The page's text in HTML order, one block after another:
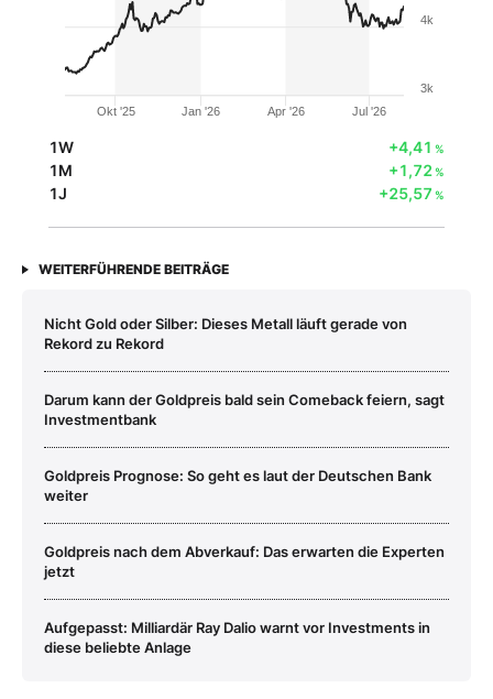
Okt '25 Jan '26 Apr '26 Jul '26
3k
4k
1W +4,41 %
1M +1,72%
1J +25,57 %
WEITERFÜHRENDE BEITRÄGE
Nicht Gold oder Silber: Dieses Metall läuft gerade von
Rekord zu Rekord
Darum kann der Goldpreis bald sein Comeback feiern, sagt
Investmentbank
Goldpreis Prognose: So geht es laut der Deutschen Bank
weiter
Goldpreis nach dem Abverkauf: Das erwarten die Experten
jetzt
Aufgepasst: Milliardär Ray Dalio warnt vor Investments in
diese beliebte Anlage